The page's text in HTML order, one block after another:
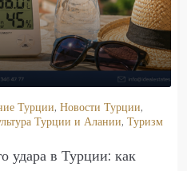
Турции, Новости Турции,
Турции и Алании, Туризм
удара в Турции: как